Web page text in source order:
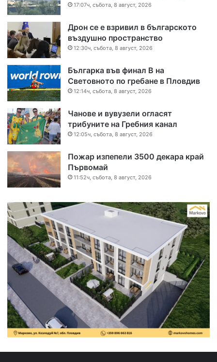
17:07ч, събота, 8 август, 2026
Дрон се е взривил в българското
въздушно пространство
12:30ч, събота, 8 август, 2026
Българка във финал B на
Световното по гребане в Пловдив
12:14ч, събота, 8 август, 2026
Чанове и вувузели огласят
трибуните на Гребния канал
12:05ч, събота, 8 август, 2026
Пожар изпепели 3500 декара край
Първомай
11:52ч, събота, 8 август, 2026